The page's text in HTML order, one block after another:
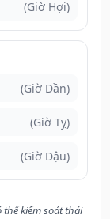
(Giờ Hợi)
(Giờ Dần)
(Giờ Tỵ)
(Giờ Dậu)
kiểm soát thái